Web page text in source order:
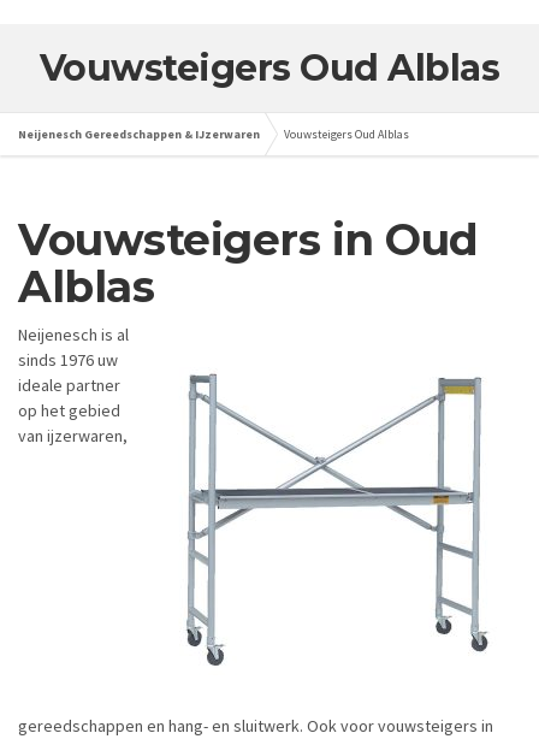
Vouwsteigers Oud Alblas
Neijenesch Gereedschappen & IJzerwaren Vouwsteigers Oud Alblas
Vouwsteigers in Oud
Alblas
Neijenesch is al
sinds 1976 uw
ideale partner
op het gebied
van ijzerwaren,
gereedschappen en hang- en sluitwerk. Ook voor vouwsteigers in